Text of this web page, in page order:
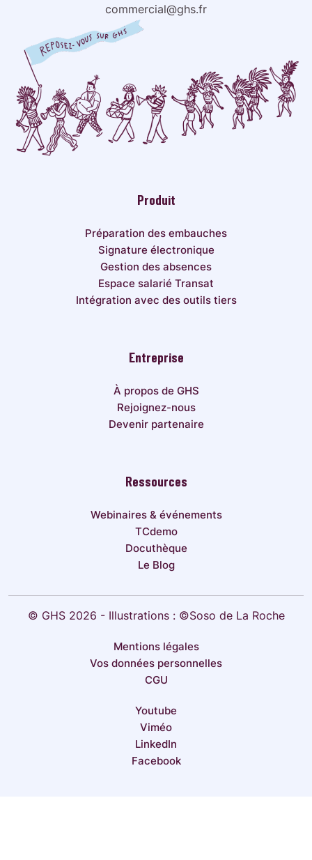
commercial@ghs.fr
Produit
Préparation des embauches
Signature électronique
Gestion des absences
Espace salarié Transat
Intégration avec des outils tiers
Entreprise
À propos de GHS
Rejoignez-nous
Devenir partenaire
Ressources
Webinaires & événements
TCdemo
Docuthèque
Le Blog
© GHS 2026 - Illustrations : ©Soso de La Roche
Mentions légales
Vos données personnelles
CGU
Youtube
Viméo
LinkedIn
Facebook